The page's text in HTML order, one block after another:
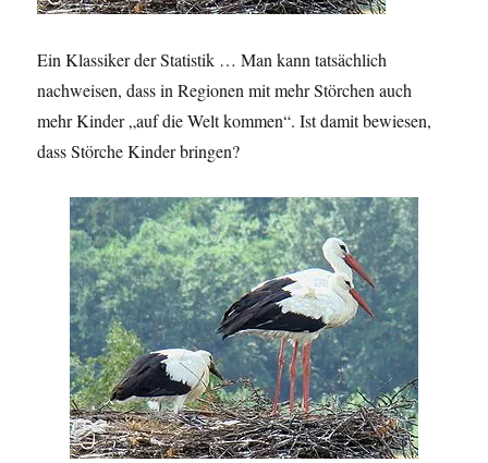
Ein Klassiker der Statistik … Man kann tatsächlich
nachweisen, dass in Regionen mit mehr Störchen auch
mehr Kinder „auf die Welt kommen“. Ist damit bewiesen,
dass Störche Kinder bringen?